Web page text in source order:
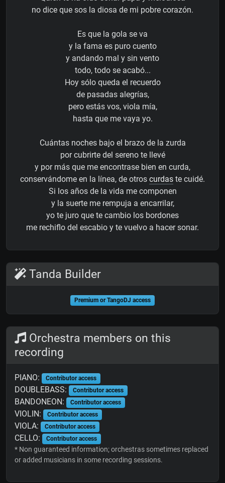
no dice que sos la diosa de mi pobre corazón.
Es que la gola se va
y la fama es puro cuento
y andando mal y sin vento
todo, todo se acabó...
Hoy sólo queda el recuerdo
de pasadas alegrías,
pero estás vos, viola mía,
hasta que me vaya yo.
Cuántas noches bajo el brazo de la zurda
por cubrirte del sereno te llevé
y por más que me encontrase bien en curda,
conservándome en la línea, de otros curdas te cuidé.
Si los años de la vida me componen
y la suerte me rempuja a encarrilar,
yo te juro que te cambio los bordones
me rechiflo del escabio y te vuelvo a hacer sonar.
Tanda Builder
Premium or TangoDJ access
Orchestra members on this
recording
PIANO: Contributor access
DOUBLEBASS: Contributor access
BANDONEON: Contributor access
VIOLIN: Contributor access
VIOLA: Contributor access
CELLO: Contributor access
* Non guaranteed information; orchestras sometimes replaced
or added musicians in some recording sessions.